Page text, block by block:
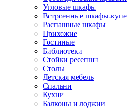
Угловые шкафы
Встроенные шкафы-купе
Распашные шкафы
Прихожие
Гостиные
Библиотеки
Стойки ресепшн
Столы
Детская мебель
Спальни
Кухни
Балконы и лоджии